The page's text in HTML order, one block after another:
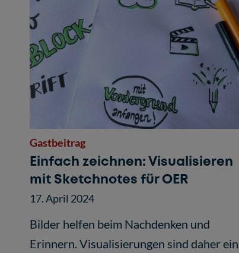
Gastbeitrag
Einfach zeichnen: Visualisieren
mit Sketchnotes für OER
17. April 2024
Bilder helfen beim Nachdenken und
Erinnern. Visualisierungen sind daher ein